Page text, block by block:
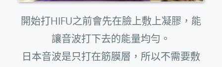
開始打HIFU之前會先在臉上敷上凝膠，能
讓音波打下去的能量均勻。
日本音波是只打在筋膜層，所以不需要敷